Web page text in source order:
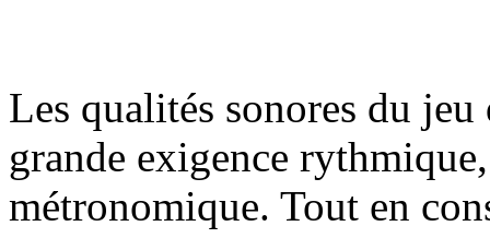
Les qualités sonores du
grande exigence
métronomique. Tout en